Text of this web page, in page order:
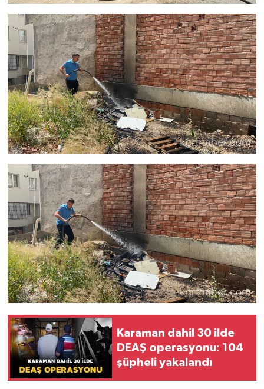
Karaman dahil 30 ilde
DEAŞ operasyonu: 104
şüpheli yakalandı